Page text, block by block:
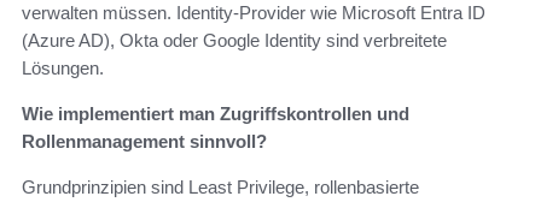
verwalten müssen. Identity-Provider wie Microsoft Entra ID
(Azure AD), Okta oder Google Identity sind verbreitete
Lösungen.
Wie implementiert man Zugriffskontrollen und
Rollenmanagement sinnvoll?
Grundprinzipien sind Least Privilege, rollenbasierte